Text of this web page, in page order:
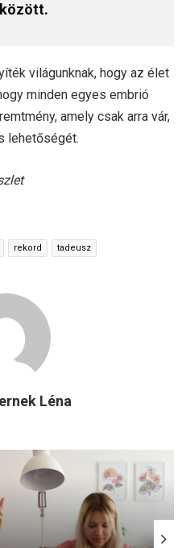
világunknak, hogy az élet
minden egyes embrió
amely csak arra vár,
lehetőségét.
rekord tadeusz
Léna